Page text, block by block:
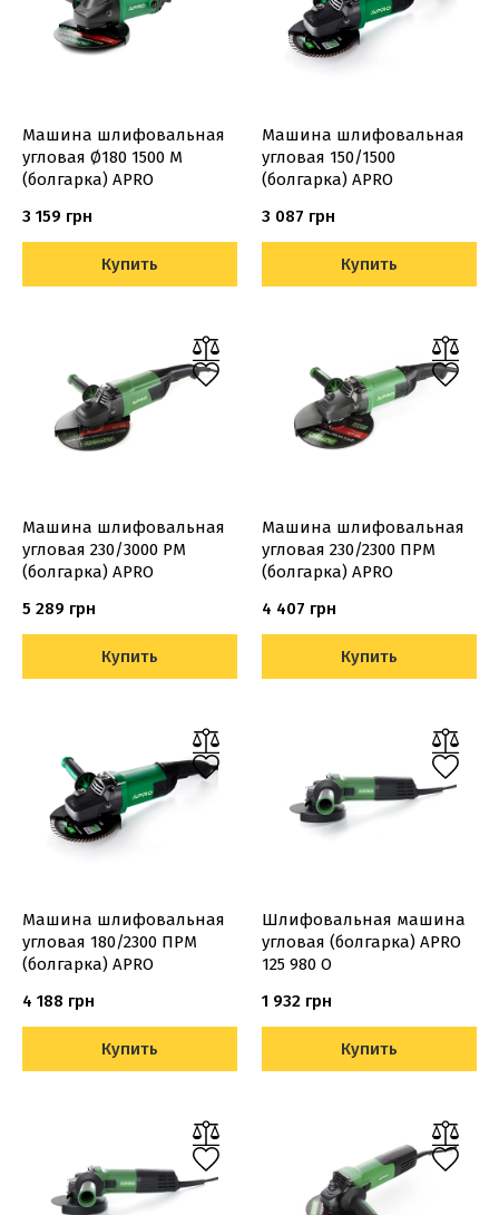
Машина шлифовальная
угловая Ø180 1500 М
(болгарка) APRO
3 159 грн
Купить
Машина шлифовальная
угловая 150/1500
(болгарка) APRO
3 087 грн
Купить
Машина шлифовальная
угловая 230/3000 РМ
(болгарка) APRO
5 289 грн
Купить
Машина шлифовальная
угловая 230/2300 ПРМ
(болгарка) APRO
4 407 грн
Купить
Машина шлифовальная
угловая 180/2300 ПРМ
(болгарка) APRO
4 188 грн
Купить
Шлифовальная машина
угловая (болгарка) APRO
125 980 О
1 932 грн
Купить